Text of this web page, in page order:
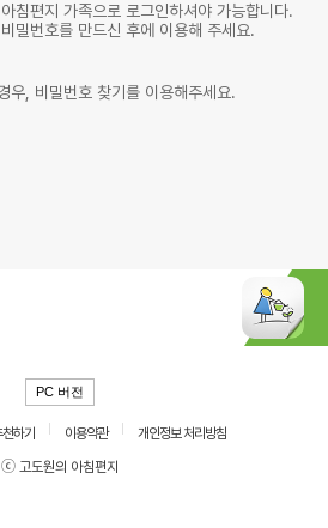
침편지 가족으로 로그인하셔야 가능합니다.
밀번호를 만드신 후에 이용해 주세요.
우, 비밀번호 찾기를 이용해주세요.
PC 버전
하기 이용약관
개인정보 처리방침
ⓒ 고도원의 아침편지